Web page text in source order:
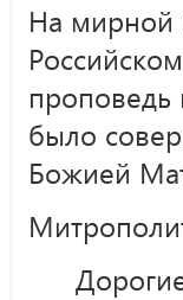
На мирной
проповедь
было
Божией